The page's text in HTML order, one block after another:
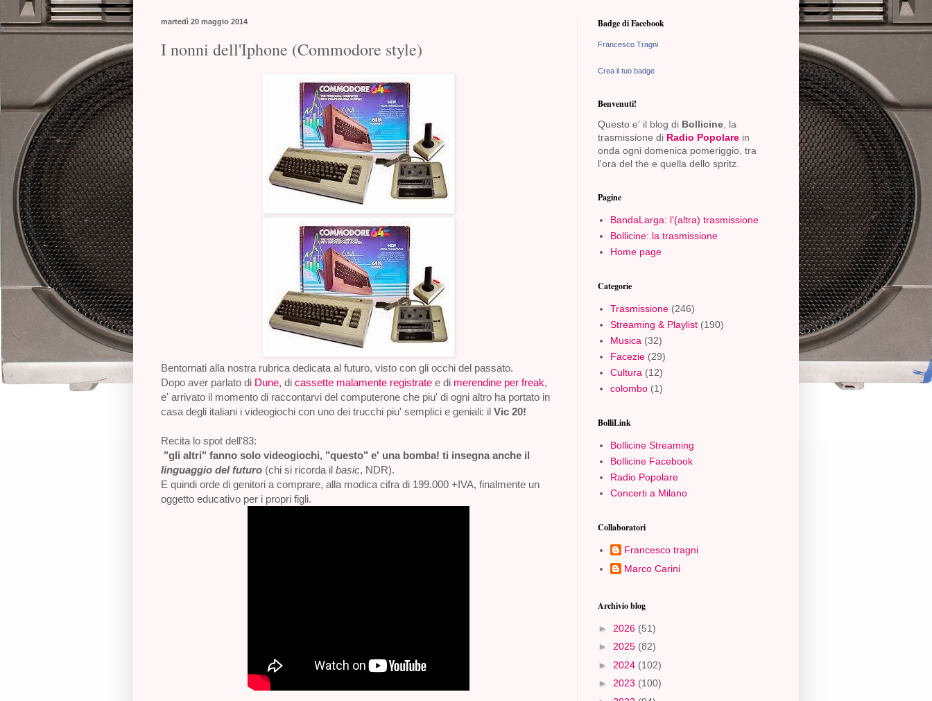
martedì 20 maggio 2014
I nonni dell'Iphone (Commodore style)
Bentornati alla nostra rubrica dedicata al futuro, visto con gli occhi del passato.
Dopo aver parlato di Dune, di cassette malamente registrate e di merendine per freak,
e' arrivato il momento di raccontarvi del computerone che piu' di ogni altro ha portato in
casa degli italiani i videogiochi con uno dei trucchi piu' semplici e geniali: il Vic 20!
Recita lo spot dell'83:
"gli altri" fanno solo videogiochi, "questo" e' una bomba! ti insegna anche il
linguaggio del futuro (chi si ricorda il basic, NDR).
E quindi orde di genitori a comprare, alla modica cifra di 199.000 +IVA, finalmente un
oggetto educativo per i propri figli.
Badge di Facebook
Francesco Tragni
Crea il tuo badge
Benvenuti!
Questo e' il blog di Bollicine , la
trasmissione di Radio Popolare in
onda ogni domenica pomeriggio, tra
l'ora del the e quella dello spritz.
Pagine
BandaLarga: l'(altra) trasmissione
Bollicine: la trasmissione
Home page
Categorie
Trasmissione (246)
Streaming & Playlist (190)
Musica (32)
Facezie (29)
Cultura (12)
colombo (1)
BolliLink
Bollicine Streaming
Bollicine Facebook
Radio Popolare
Concerti a Milano
Collaboratori
Francesco tragni
Marco Carini
Archivio blog
► 2026 (51)
► 2025 (82)
► 2024 (102)
► 2023 (100)